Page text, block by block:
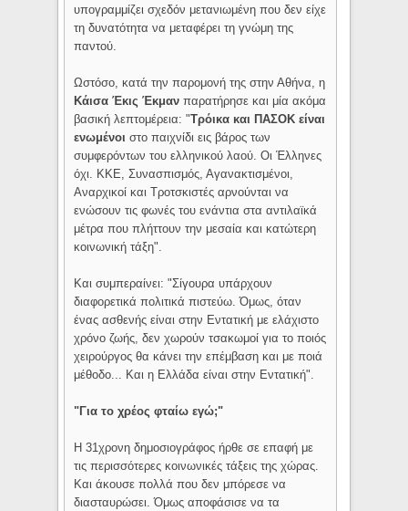
υπογραμμίζει σχεδόν μετανιωμένη που δεν είχε
τη δυνατότητα να μεταφέρει τη γνώμη της
παντού.
Ωστόσο, κατά την παρομονή της στην Αθήνα, η
Κάισα Έκις Έκμανπαρατήρησε και μία ακόμα
βασική λεπτομέρεια: "Τρόικα και ΠΑΣΟΚ είναι
ενωμένοι στο παιχνίδι εις βάρος των
συμφερόντων του ελληνικού λαού. Οι Έλληνες
όχι. ΚΚΕ, Συνασπισμός, Αγανακτισμένοι,
Αναρχικοί και Τροτσκιστές αρνούνται να
ενώσουν τις φωνές του ενάντια στα αντιλαϊκά
μέτρα που πλήττουν την μεσαία και κατώτερη
κοινωνική τάξη".
Και συμπεραίνει: "Σίγουρα υπάρχουν
διαφορετικά πολιτικά πιστεύω. Όμως, όταν
ένας ασθενής είναι στην Εντατική με ελάχιστο
χρόνο ζωής, δεν χωρούν τσακωμοί για το ποιός
χειρούργος θα κάνει την επέμβαση και με ποιά
μέθοδο... Και η Ελλάδα είναι στην Εντατική".
"Για το χρέος φταίω εγώ;"
Η 31χρονη δημοσιογράφος ήρθε σε επαφή με
τις περισσότερες κοινωνικές τάξεις της χώρας.
Και άκουσε πολλά που δεν μπόρεσε να
διασταυρώσει. Όμως αποφάσισε να τα